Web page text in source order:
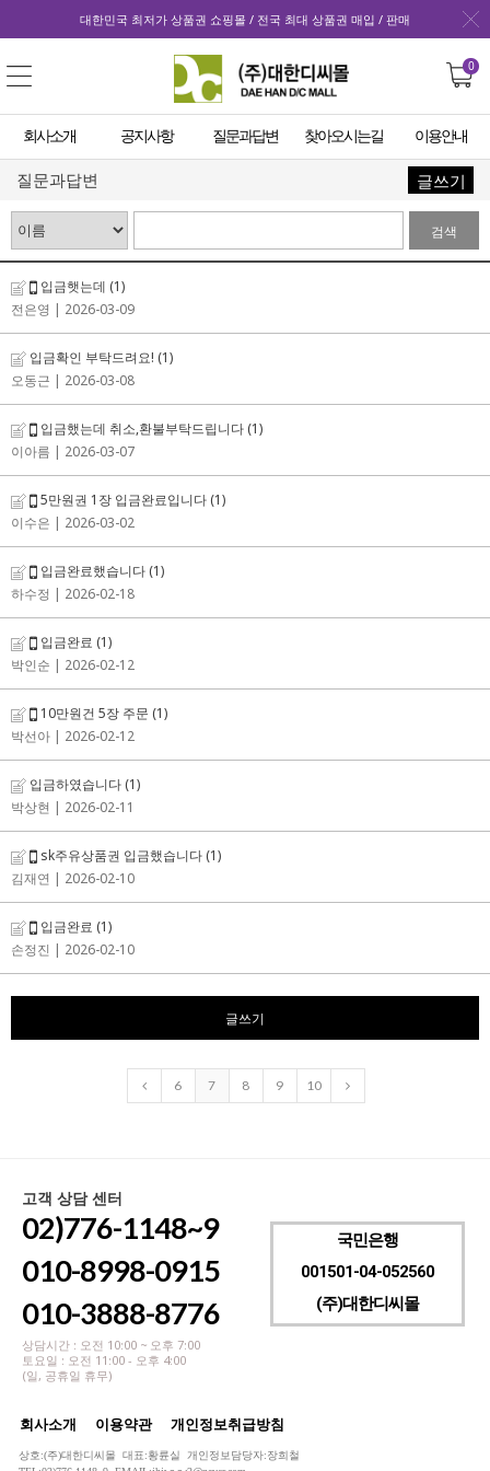
대한민국 최저가 상품권 쇼핑몰 / 전국 최대 상품권 매입 / 판매
0
회사소개 공지사항 질문과답변 찾아오시는길 이용안내
질문과답변 글쓰기
검색
입금햇는데 (1)
전은영 | 2026-03-09
입금확인 부탁드려요! (1)
오동근 | 2026-03-08
입금했는데 취소,환불부탁드립니다 (1)
이아름 | 2026-03-07
5만원권 1장 입금완료입니다 (1)
이수은 | 2026-03-02
입금완료했습니다 (1)
하수정 | 2026-02-18
입금완료 (1)
박인순 | 2026-02-12
10만원건 5장 주문 (1)
박선아 | 2026-02-12
입금하였습니다 (1)
박상현 | 2026-02-11
sk주유상품권 입금했습니다 (1)
김재연 | 2026-02-10
입금완료 (1)
손정진 | 2026-02-10
글쓰기
6 7 8 9 10
고객 상담 센터
02)776-1148~9
010-8998-0915
010-3888-8776
상담시간 : 오전 10:00 ~ 오후 7:00
토요일 : 오전 11:00 - 오후 4:00
(일, 공휴일 휴무)
국민은행
001501-04-052560
(주)대한디씨몰
회사소개 이용약관 개인정보취급방침
상호:(주)대한디씨몰 대표:황륜실 개인정보담당자:장희철